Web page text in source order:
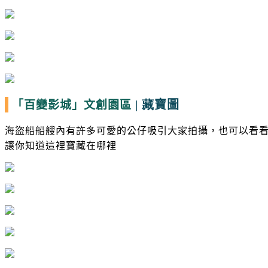
「百變影城」 文創園區 | 藏寶圖
海盜船船艘內有許多可愛的公仔吸引大家拍攝，也可以看
讓你知道這裡寶藏在哪裡